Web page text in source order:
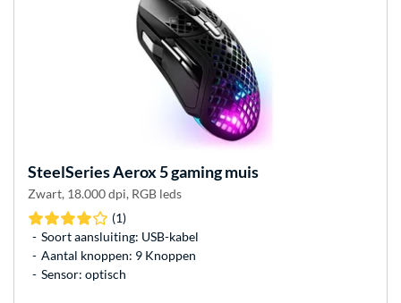
SteelSeriesAerox 5 gaming muis
Zwart, 18.000 dpi, RGB leds
(1)
Soort aansluiting: USB-kabel
Aantal knoppen: 9 Knoppen
Sensor: optisch